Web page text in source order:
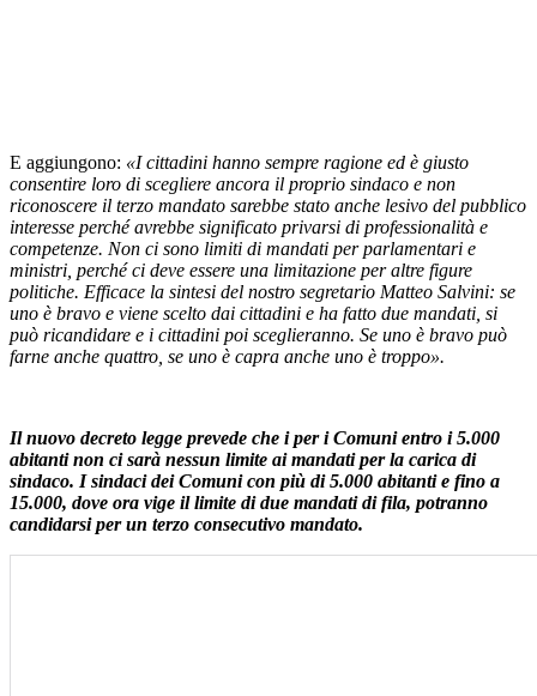
E aggiungono: «I cittadini hanno sempre ragione ed è giusto
consentire loro di scegliere ancora il proprio sindaco e non
riconoscere il terzo mandato sarebbe stato anche lesivo del pubblico
interesse perché avrebbe significato privarsi di professionalità e
competenze. Non ci sono limiti di mandati per parlamentari e
ministri, perché ci deve essere una limitazione per altre figure
politiche. Efficace la sintesi del nostro segretario Matteo Salvini: se
uno è bravo e viene scelto dai cittadini e ha fatto due mandati, si
può ricandidare e i cittadini poi sceglieranno. Se uno è bravo può
farne anche quattro, se uno è capra anche uno è troppo».
Il nuovo decreto legge prevede che i per i Comuni entro i 5.000
abitanti non ci sarà nessun limite ai mandati per la carica di
sindaco. I sindaci dei Comuni con più di 5.000 abitanti e fino a
15.000, dove ora vige il limite di due mandati di fila, potranno
candidarsi per un terzo consecutivo mandato.